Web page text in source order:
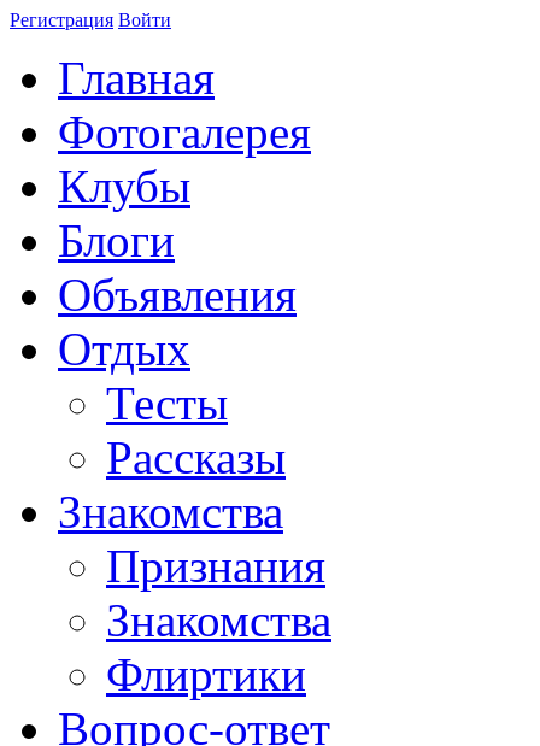
Регистрация Войти
Главная
Фотогалерея
Клубы
Блоги
Объявления
Отдых
Тесты
Рассказы
Знакомства
Признания
Знакомства
Флиртики
Вопрос-ответ